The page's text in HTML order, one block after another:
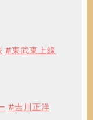
#東武東上線
#吉川正洋